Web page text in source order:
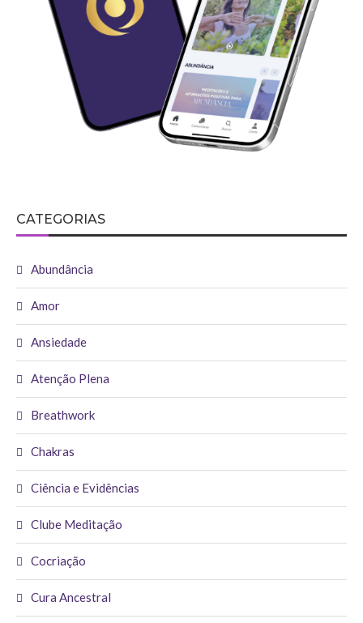
CATEGORIAS
Abundância
Amor
Ansiedade
Atenção Plena
Breathwork
Chakras
Ciência e Evidências
Clube Meditação
Cocriação
Cura Ancestral